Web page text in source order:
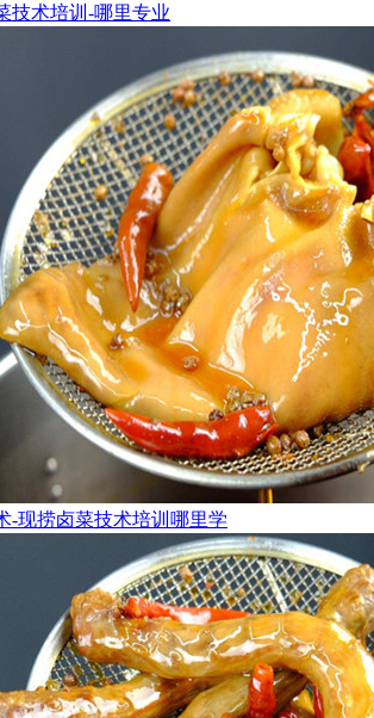
技术培训-哪里专业
-现捞卤菜技术培训哪里学